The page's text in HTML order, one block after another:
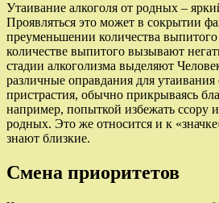
Утаивание алкоголя от родных –
Проявляться это может в сокрытии
преуменьшении количества
количестве выпитого вызывают
стадии алкоголизма выделяют
различные оправдания для утаивания
пристрастия, обычно прикрываясь
например, попыткой избежать ссору
родных. Это же относится и к
знают близкие.
Смена приоритетов